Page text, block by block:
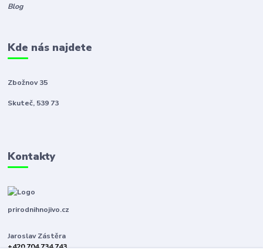
Blog
Kde nás najdete
Zbožnov 35
Skuteč, 539 73
Kontakty
prirodnihnojivo.cz
Jaroslav Zástěra
+420 704 734 743